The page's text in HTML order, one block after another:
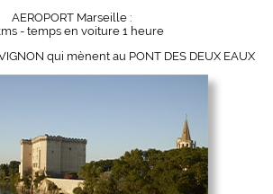
AEROPORT Marseille :
- temps en voiture 1 heure
qui mènent au PONT DES DEUX EAUX